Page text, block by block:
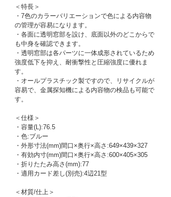
＜特長＞
・7色のカラーバリエーションで色による内容物
の管理が容易になります。
・各面に透明窓部を設け、底面以外のどこからで
も中身を確認できます。
・透明窓部は各パーツに一体成形されているため
強度低下を抑え、耐衝撃性と圧縮強度に優れま
す。
・オールプラスチック製ですので、リサイクルが
容易で、金属探知機による内容物の検品も可能で
す。
＜仕様＞
・容量(L):76.5
・色:ブルー
・外形寸法(mm)間口×奥行×高さ:649×439×327
・有効内寸(mm)間口×奥行×高さ:600×405×305
・折りたたみ高さ(mm):77
・適用カード差し(別売):4辺21型
＜材質/仕上＞